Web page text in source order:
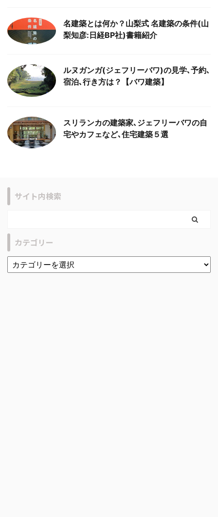
名建築とは何か？山梨式 名建築の条件(山
梨知彦:日経BP社)書籍紹介
ルヌガンガ(ジェフリーバワ)の見学､予約､
宿泊､行き方は？【バワ建築】
スリランカの建築家､ジェフリーバワの自
宅やカフェなど､住宅建築５選
サイト内検索
カテゴリー